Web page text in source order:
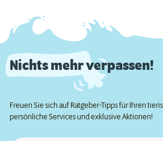
Nichts mehr verpassen!
Freuen Sie sich auf Ratgeber-Tipps für Ihren
persönliche Services und exklusive Aktionen!